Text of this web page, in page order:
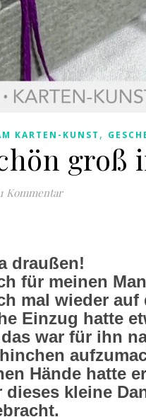
KARTEN-KUNST ,
groß
1 Kommentar
draußen!
für meinen
mal wieder auf
Einzug hatte
war für ihn
Hände hatte
kleine